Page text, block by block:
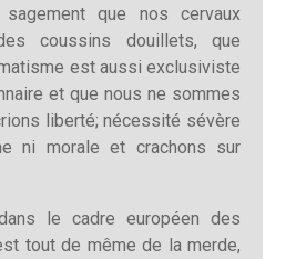
que nos cervaux
coussins douillets, que
est aussi exclusiviste
et que nous ne sommes
liberté; nécessité sévère
ni morale et crachons sur
le cadre européen des
tout de même de la merde,